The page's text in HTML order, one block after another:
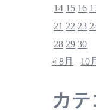
14 15 16
21 22 23
28 29 30
« 8月
10
カ